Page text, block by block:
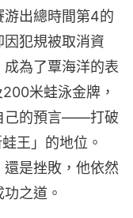
游出總時間第4的
犯規被取消資
為了覃海洋的表
米蛙泳金牌，
己的預言——打破
王」的地位。
是挫敗，他依然
之道。